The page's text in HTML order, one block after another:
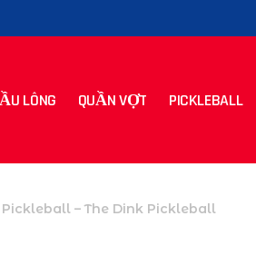
LÔNG QUẦN VỢT PICKLEBALL
– The Dink Pickleball